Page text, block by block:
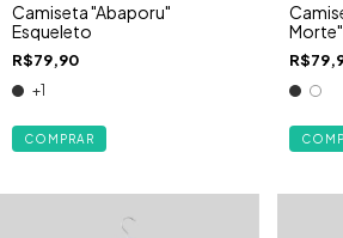
Camiseta "Abaporu"
Esqueleto
R$79,90
+1
COMPRAR